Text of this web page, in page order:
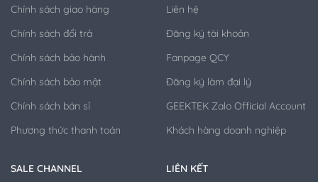
Chính sách giao hàng
Chính sách đổi trả
Chính sách bảo hành
Chính sách bảo mật
Chính sách bán sỉ
Phương thức thanh toán
SALE CHANNEL
Liên hệ
Đăng ký tài khoản
Fanpage QCY
Đăng ký làm đại lý
GEEKTEK Zalo Official Account
Khách hàng doanh nghiệp
LIÊN KẾT